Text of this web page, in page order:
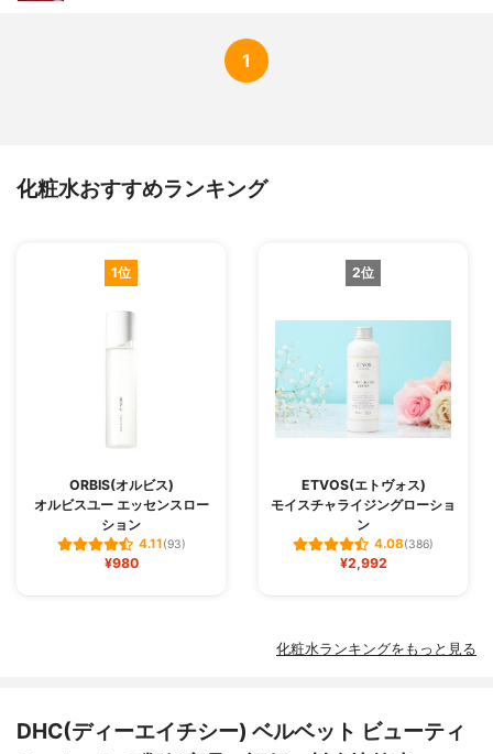
1
化粧水おすすめランキング
1位
ORBIS(オルビス)
オルビスユー エッセンスロー
ション
4.11(93)
¥980
2位
ETVOS(エトヴォス)
モイスチャライジングローショ
ン
4.08(386)
¥2,992
化粧水ランキングをもっと見る
DHC(ディーエイチシー) ベルベット ビューティ